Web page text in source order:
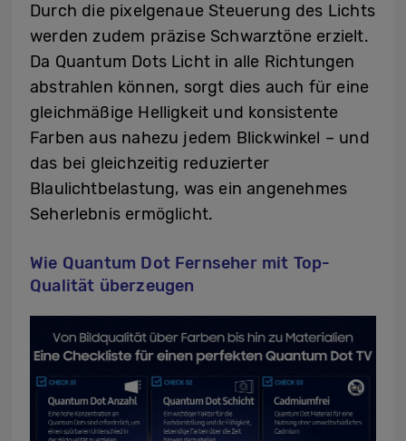
Durch die pixelgenaue Steuerung des Lichts
werden zudem präzise Schwarztöne erzielt.
Da Quantum Dots Licht in alle Richtungen
abstrahlen können, sorgt dies auch für eine
gleichmäßige Helligkeit und konsistente
Farben aus nahezu jedem Blickwinkel – und
das bei gleichzeitig reduzierter
Blaulichtbelastung, was ein angenehmes
Seherlebnis ermöglicht.
Wie Quantum Dot Fernseher mit Top-
Qualität überzeugen